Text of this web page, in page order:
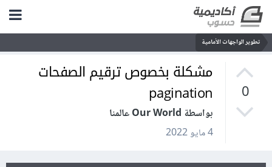
تطوير الواجهات الأمامية
0
مشكلة بخصوص ترقيم الصفحات
pagination
بواسطة Our World عالمنا
4 مايو 2022